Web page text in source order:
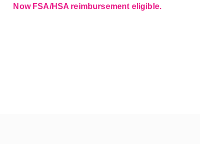
Now FSA/HSA reimbursement eligible.